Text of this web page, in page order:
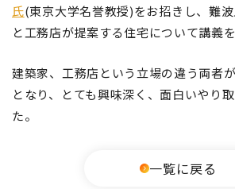
氏(東京大学名誉教授)をお招きし、難
と工務店が提案する住宅について講義
建築家、工務店という立場の違う両者
となり、とても興味深く、面白いやり
た。
一覧に戻る